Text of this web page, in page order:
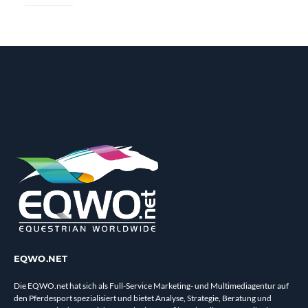
EQWO.NET
Die EQWO.net hat sich als Full-Service Marketing- und Multimediagentur auf
den Pferdesport spezialisiert und bietet Analyse, Strategie, Beratung und